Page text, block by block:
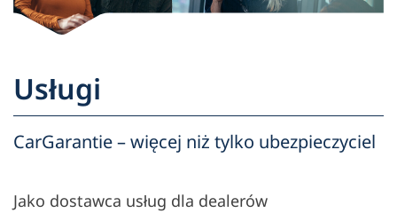
Właściciel pojazdu
techniczne
Partnerzy
Właściciel pojazdu
Firma
Kariera
Usługi
CarGarantie – więcej niż tylko ubezpieczyciel
Jako dostawca usług dla dealerów